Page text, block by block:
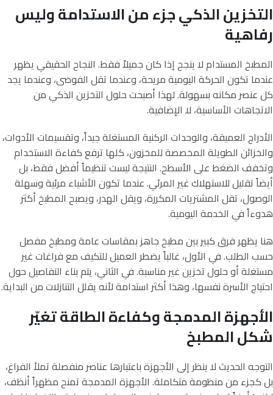
التخزين الذكي جزء من الاستدامة وليس
رفاهية
المطبخ المستدام لا ينجح إذا كان جميلاً فقط. النجاح الحقيقي يظهر
عندما تكون الحركة اليومية مريحة، وعندما تقل الفوضى، وعندما يجد
كل عنصر مكانه بسهولة. لهذا أصبحت حلول التخزين الذكي من
الاتجاهات الأساسية، لا الإضافية.
الأدراج العميقة، والوحدات الركنية المستغلة جيداً، وتقسيمات الأدوات،
والخزائن الطويلة المخصصة للمخزون، كلها ترفع كفاءة الاستخدام
وتخفف الضغط على الأسطح. النتيجة ليست تنظيماً أفضل فقط، بل
أيضاً تقليل للاستهلاك غير المرئي. عندما تكون الأشياء مرئية وسهلة
الوصول، تقل المشتريات المكررة، ويقل الهدر، ويصبح المطبخ أكثر
هدوءاً في الخدمة اليومية.
هنا يظهر فرق كبير بين مطبخ جاهز بمقاسات عامة ومطبخ مفصل
حسب الطلب. في الأول، غالباً يضطر العميل للتكيف مع فراغات غير
مستغلة أو حلول تخزين غير مناسبة. في الثاني، يتم بناء التفاصيل حول
احتياج الأسرة نفسها، وهذا أكثر استدامة لأنه يقلل التنازلات من البداية.
الأجهزة المدمجة وكفاءة الطاقة تغيّر
شكل المطبخ
التوجه الحديث لا ينظر إلى الأجهزة باعتبارها عناصر منفصلة تملأ الفراغ،
بل كجزء من منظومة متكاملة. الأجهزة المدمجة تمنح مظهراً أنظف،